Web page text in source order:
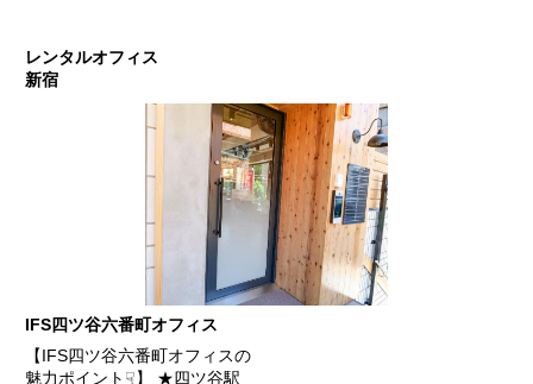
レンタルオフィス
新宿
IFS四ツ谷六番町オフィス
【IFS四ツ谷六番町オフィスの
魅力ポイント☟】 ★四ツ谷駅